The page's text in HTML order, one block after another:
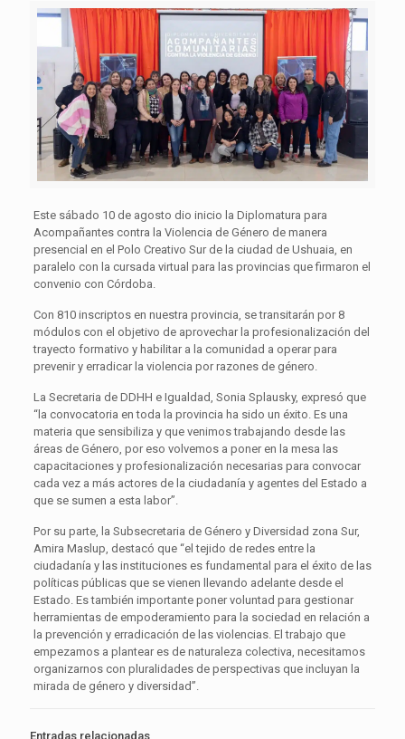
Este sábado 10 de agosto dio inicio la Diplomatura para
Acompañantes contra la Violencia de Género de manera
presencial en el Polo Creativo Sur de la ciudad de Ushuaia, en
paralelo con la cursada virtual para las provincias que firmaron el
convenio con Córdoba.
Con 810 inscriptos en nuestra provincia, se transitarán por 8
módulos con el objetivo de aprovechar la profesionalización del
trayecto formativo y habilitar a la comunidad a operar para
prevenir y erradicar la violencia por razones de género.
La Secretaria de DDHH e Igualdad, Sonia Splausky, expresó que
“la convocatoria en toda la provincia ha sido un éxito. Es una
materia que sensibiliza y que venimos trabajando desde las
áreas de Género, por eso volvemos a poner en la mesa las
capacitaciones y profesionalización necesarias para convocar
cada vez a más actores de la ciudadanía y agentes del Estado a
que se sumen a esta labor”.
Por su parte, la Subsecretaria de Género y Diversidad zona Sur,
Amira Maslup, destacó que “el tejido de redes entre la
ciudadanía y las instituciones es fundamental para el éxito de las
políticas públicas que se vienen llevando adelante desde el
Estado. Es también importante poner voluntad para gestionar
herramientas de empoderamiento para la sociedad en relación a
la prevención y erradicación de las violencias. El trabajo que
empezamos a plantear es de naturaleza colectiva, necesitamos
organizarnos con pluralidades de perspectivas que incluyan la
mirada de género y diversidad”.
Entradas relacionadas